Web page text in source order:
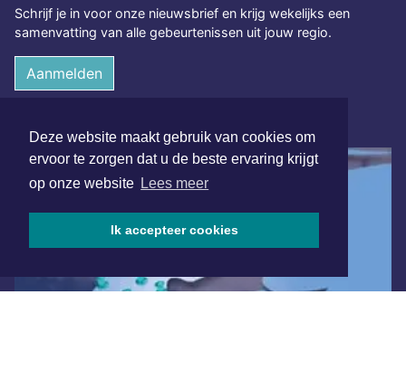
Deze website maakt gebruik van cookies om
ervoor te zorgen dat u de beste ervaring krijgt
op onze website Lees meer
Ik accepteer cookies
Schrijf je in voor onze nieuwsbrief en krijg wekelijks een
samenvatting van alle gebeurtenissen uit jouw regio.
Aanmelden